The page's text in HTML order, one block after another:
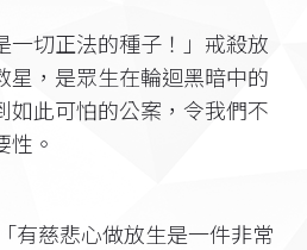
一切正法的種子！」戒殺放
星，是眾生在輪迴黑暗中的
如此可怕的公案，令我們不
。
有慈悲心做放生是一件非常